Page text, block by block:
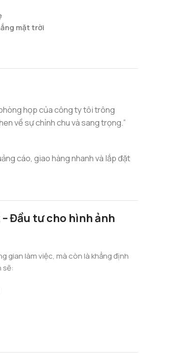
mặt trời
phòng họp của công ty tôi trông
về sự chỉnh chu và sang trọng.”
cáo, giao hàng nhanh và lắp đặt
Đầu tư cho hình ảnh
gian làm việc, mà còn là khẳng định
sẽ: